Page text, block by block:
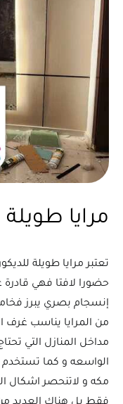
مرايا
تعتبر مرايا طويلة
حضورا لافتا فهي قادرة
إنسجام بصري يبرز
من المرايا يناسب غرف
مداخل المنازل التي
الواسعه و كما تستخدم
مكه و لاتنحصر اشكال